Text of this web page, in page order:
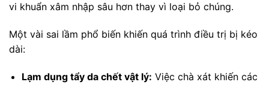
vi khuẩn xâm nhập sâu hơn thay vì loại bỏ chúng.
Một vài sai lầm phổ biến khiến quá trình điều trị bị kéo
dài:
Lạm dụng tẩy da chết vật lý: Việc chà xát khiến các